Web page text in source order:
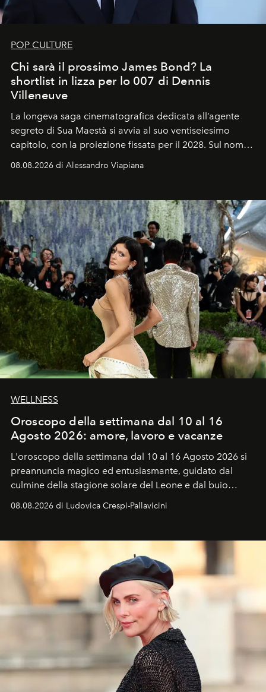
POP CULTURE
Chi sarà il prossimo James Bond? La
shortlist in lizza per lo 007 di Dennis
Villeneuve
La longeva saga cinematografica dedicata all’agente
segreto di Sua Maestà si avvia al suo ventiseiesimo
capitolo, con la proiezione fissata per il 2028. Sul nome
dell’attore chiamato a raccogliere l’eredità di Daniel
Craig, però, regna ancora il più assoluto riserbo.
08.08.2026 di Alessandro Viapiana
WELLNESS
Oroscopo della settimana dal 10 al 16
Agosto 2026: amore, lavoro e vacanze
L'oroscopo della settimana dal 10 al 16 Agosto 2026 si
preannuncia magico ed entusiasmante, guidato dal
culmine della stagione solare del Leone e dal buio
favorevole della Luna nuova in Leone del 12 agosto,
ideale per la notte delle Perseidi.
08.08.2026 di Ludovica Crespi-Pallavicini